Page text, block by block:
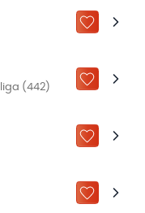
ZU „MEINE
(442) ZU „MEINE
ZU „MEINE
ZU „MEINE